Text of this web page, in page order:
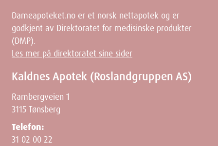
Dameapoteket.no er et norsk nettapotek og er
godkjent av Direktoratet for medisinske produkter
(DMP).
Les mer på direktoratet sine sider
Kaldnes Apotek (Roslandgruppen AS)
Rambergveien 1
3115 Tønsberg
Telefon:
31 02 00 22